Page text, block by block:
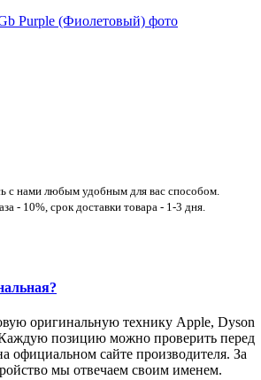
с нами любым удобным для вас способом.
- 10%, срок доставки товара - 1-3 дня.
оригинальную технику Apple, Dyson
позицию можно проверить перед
официальном сайте производителя. За
мы отвечаем своим именем.